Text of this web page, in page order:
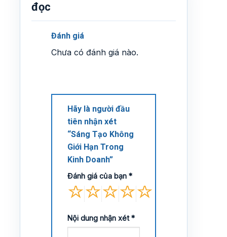
đọc
Đánh giá
Chưa có đánh giá nào.
Hãy là người đầu
tiên nhận xét
“Sáng Tạo Không
Giới Hạn Trong
Kinh Doanh”
Đánh giá của bạn *
Nội dung nhận xét*